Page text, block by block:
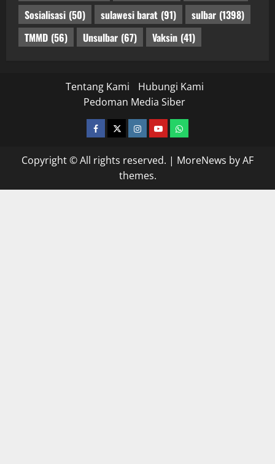
Sosialisasi (50) sulawesi barat (91) sulbar (1398)
TMMD (56) Unsulbar (67) Vaksin (41)
Tentang Kami
Hubungi Kami
Pedoman Media Siber
facebooktwitterinstagram.com
youtubewhatsapp
Copyright © All rights reserved. | MoreNews by AF
themes.